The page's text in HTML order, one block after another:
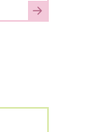
En savoir plus